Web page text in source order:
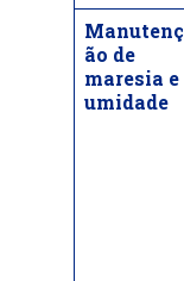
Manutenç
ão de
maresia e
umidade